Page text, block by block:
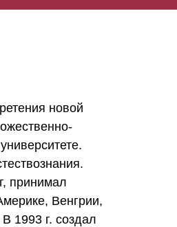
новой
принимал
Венгрии,
1993 г. создал